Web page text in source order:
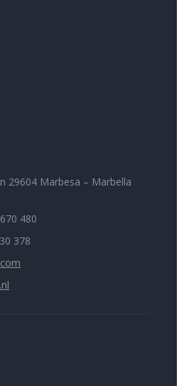
29604 Marbesa – Marbella
480
378